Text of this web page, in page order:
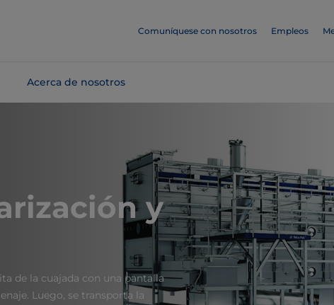
Comuníquese con nosotros Empleos
Acerca de nosotros
y
de la cuajada con una pantalla
Luego, se transporta la